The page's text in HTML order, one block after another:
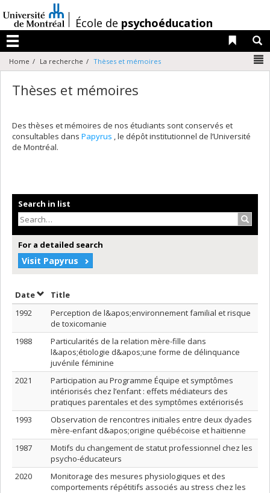
au
contenu
/École de psychoéducation
Menu
Liens
Home La recherche Thèses et mémoires
Thèses et mémoires
Des thèses et mémoires de nos étudiants sont conservés et
consultables dans Papyrus , le dépôt institutionnel de l’Université
de Montréal.
Search in list
For a detailed search
Visit Papyrus
DateSort by date in descending order
Title
1992
Perception de l&apos;environnement familial et risque
de toxicomanie
1988
Particularités de la relation mère-fille dans
l&apos;étiologie d&apos;une forme de délinquance
juvénile féminine
2021
Participation au Programme Équipe et symptômes
intériorisés chez l’enfant : effets médiateurs des
pratiques parentales et des symptômes extériorisés
1993
Observation de rencontres initiales entre deux dyades
mère-enfant d&apos;origine québécoise et haïtienne
1987
Motifs du changement de statut professionnel chez les
psycho-éducateurs
2020
Monitorage des mesures physiologiques et des
comportements répétitifs associés au stress chez les